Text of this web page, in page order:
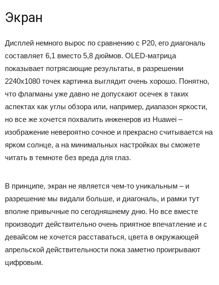
Экран
Дисплей немного вырос по сравнению с P20, его диагональ
составляет 6,1 вместо 5,8 дюймов. OLED-матрица
показывает потрясающие результаты, в разрешении
2240х1080 точек картинка выглядит очень хорошо. Понятно,
что флагманы уже давно не допускают осечек в таких
аспектах как углы обзора или, например, диапазон яркости,
но все же хочется похвалить инженеров из Huawei –
изображение невероятно сочное и прекрасно считывается на
ярком солнце, а на минимальных настройках вы сможете
читать в темноте без вреда для глаз.
В принципе, экран не является чем-то уникальным – и
разрешение мы видали больше, и диагональ, и рамки тут
вполне привычные по сегодняшнему дню. Но все вместе
производит действительно очень приятное впечатление и с
девайсом не хочется расставаться, цвета в окружающей
апрельской действительности пока заметно проигрывают
цифровым.